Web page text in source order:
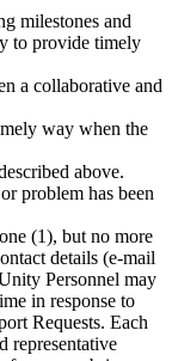
milestones and
to provide timely
a collaborative and
way when the
above.
problem has been
(1), but no more
details (e-mail
Personnel may
in response to
Requests. Each
representative